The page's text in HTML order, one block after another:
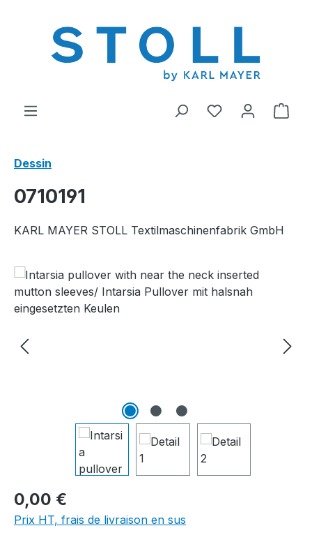
Vous avez 0Le
Dessin
0710191
KARL MAYER STOLL Textilmaschinenfabrik GmbH
Ignorer la galerie d'images
0,00 €
Prix HT, frais de livraison en sus